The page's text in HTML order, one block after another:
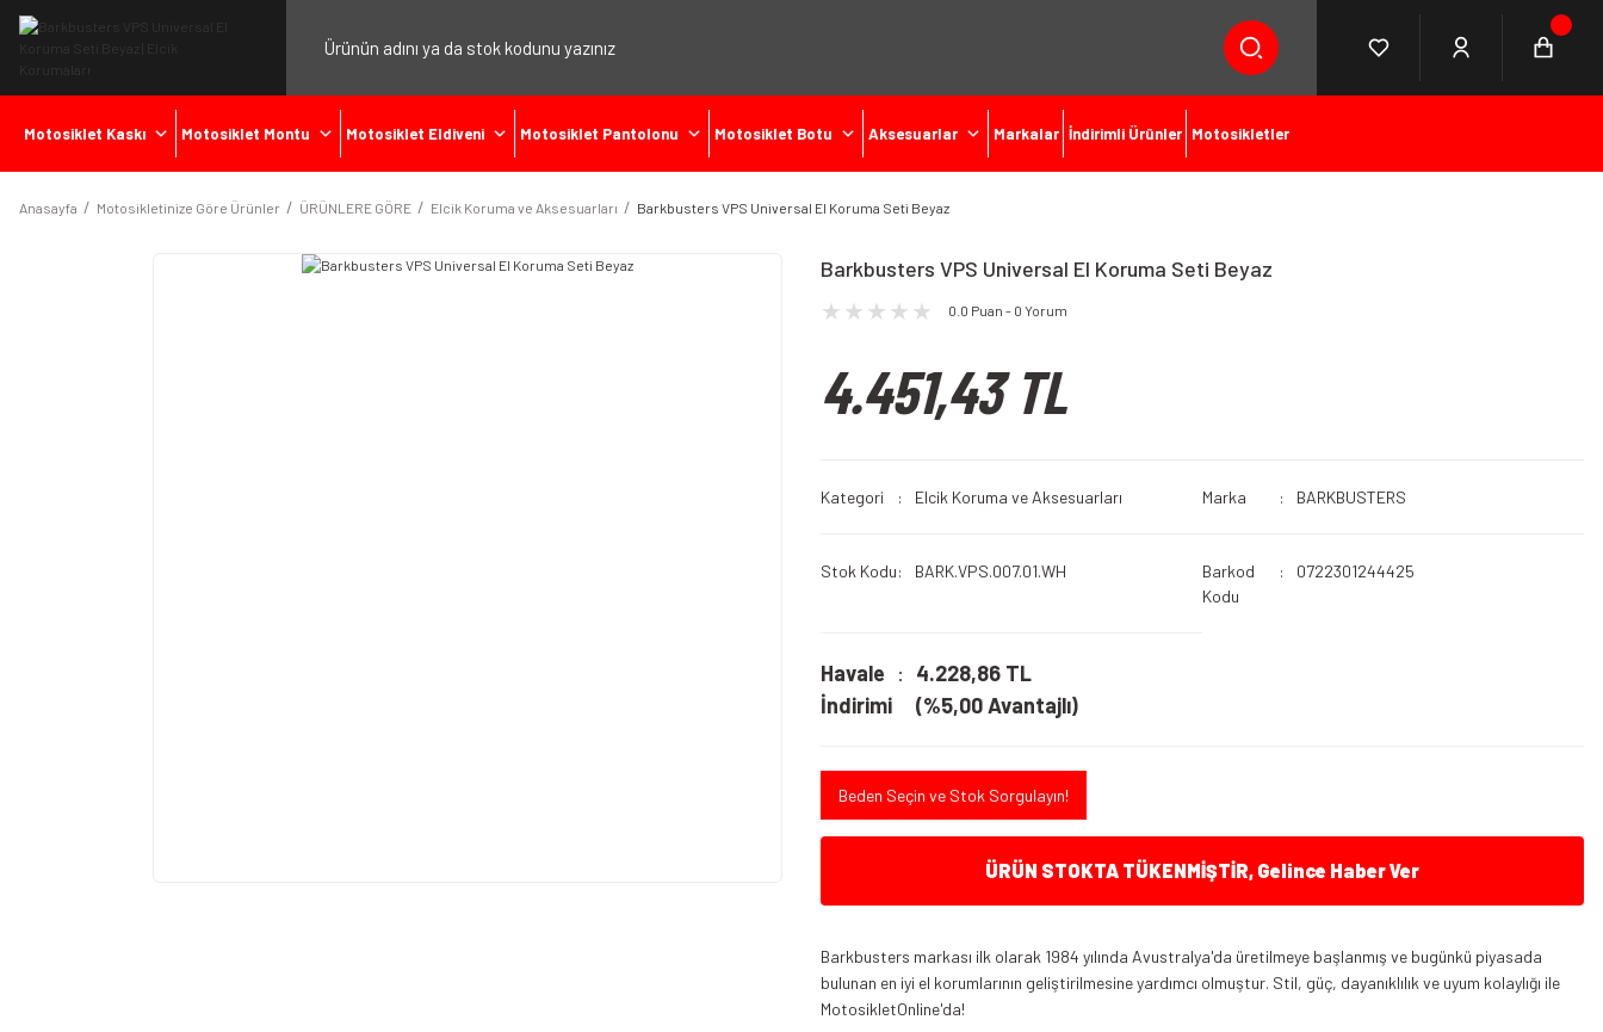
Motosiklet Kaskı Motosiklet Montu Motosiklet Eldiveni Motosiklet Pantolonu Motosiklet Botu Aksesuarlar Markalar İndirimli Ürünler Motosikletler
Anasayfa Motosikletinize Göre Ürünler ÜRÜNLERE GÖRE Elcik Koruma ve Aksesuarları Barkbusters VPS Universal El Koruma Seti Beyaz
Barkbusters VPS Universal El Koruma Seti Beyaz
0.0 Puan - 0 Yorum
4.451,43 TL
Kategori Elcik Koruma ve Aksesuarları Marka BARKBUSTERS
Stok Kodu BARK.VPS.007.01.WH
Barkod
Kodu
0722301244425
Havale
İndirimi
4.228,86 TL
(%5,00 Avantajlı)
Beden Seçin ve Stok Sorgulayın!
ÜRÜN STOKTA TÜKENMİŞTİR, Gelince Haber Ver
Barkbusters markası ilk olarak 1984 yılında Avustralya'da üretilmeye başlanmış ve bugünkü piyasada
bulunan en iyi el korumlarının geliştirilmesine yardımcı olmuştur. Stil, güç, dayanıklılık ve uyum kolaylığı ile
MotosikletOnline'da!